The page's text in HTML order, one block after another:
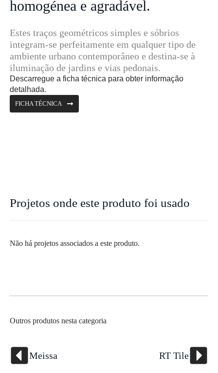
homogénea e agradável.
Estes traços geométricos simples e sóbrios
integram-se perfeitamente em qualquer tipo de
ambiente urbano contemporâneo e destina-se à
iluminação de jardins e vias pedonais.
Descarregue a ficha técnica para obter informação
detalhada.
FICHA TÉCNICA
Projetos onde este produto foi usado
Não há projetos associados a este produto.
Outros produtos nesta categoria
Meissa RT Tile